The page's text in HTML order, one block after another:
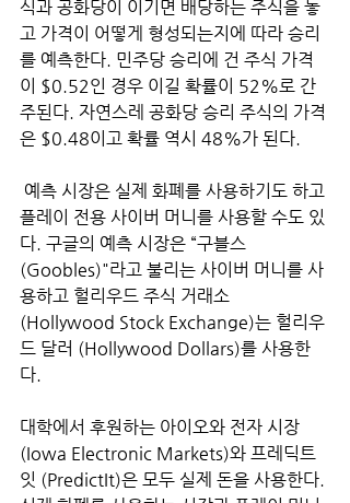
식과 공화당이 이기면 배당하는 주식을 놓
고 가격이 어떻게 형성되는지에 따라 승리
를 예측한다. 민주당 승리에 건 주식 가격
이 $0.52인 경우 이길 확률이 52%로 간
주된다. 자연스레 공화당 승리 주식의 가격
은 $0.48이고 확률 역시 48%가 된다.
플레이 전용 사이버 머니를 사용할 수도 있
다. 구글의 예측 시장은 “구블스
(Goobles)"라고 불리는 사이버 머니를 사
용하고 헐리우드 주식 거래소
(Hollywood Stock Exchange)는 헐리우
드 달러 (Hollywood Dollars)를 사용한
다.
대학에서 후원하는 아이오와 전자 시장
(Iowa Electronic Markets)와 프레딕트
잇 (PredictIt)은 모두 실제 돈을 사용한다.